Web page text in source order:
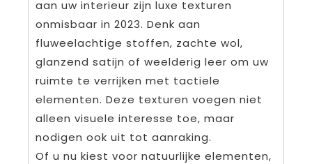
aan uw interieur zijn luxe texturen
onmisbaar in 2023. Denk aan
fluweelachtige stoffen, zachte wol,
glanzend satijn of weelderig leer om uw
ruimte te verrijken met tactiele
elementen. Deze texturen voegen niet
alleen visuele interesse toe, maar
nodigen ook uit tot aanraking.
Of u nu kiest voor natuurlijke elementen,